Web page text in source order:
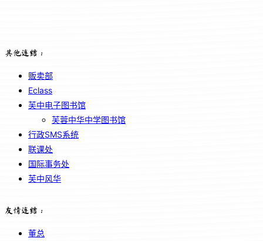
其他连结：
贩卖部
Eclass
芙中电子图书馆
芙蓉中华中学图书馆
行政SMS系统
联课处
国际事务处
芙中风华
友情连结：
董总